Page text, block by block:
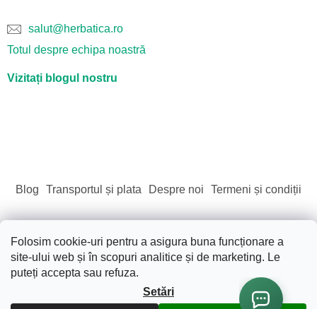
Folosim cookie-uri pentru a asigura buna funcționare a
site-ului web și în scopuri analitice și de marketing. Le
puteți accepta sau refuza.
Setări
salut@herbatica.ro
Totul despre echipa noastră
Vizitați blogul nostru
Blog Transportul și plata Despre noi Termeni și condiții
Creat de Shoptet
Drepturi de autor 2026Sãnãtate. Frumusete. Natura..